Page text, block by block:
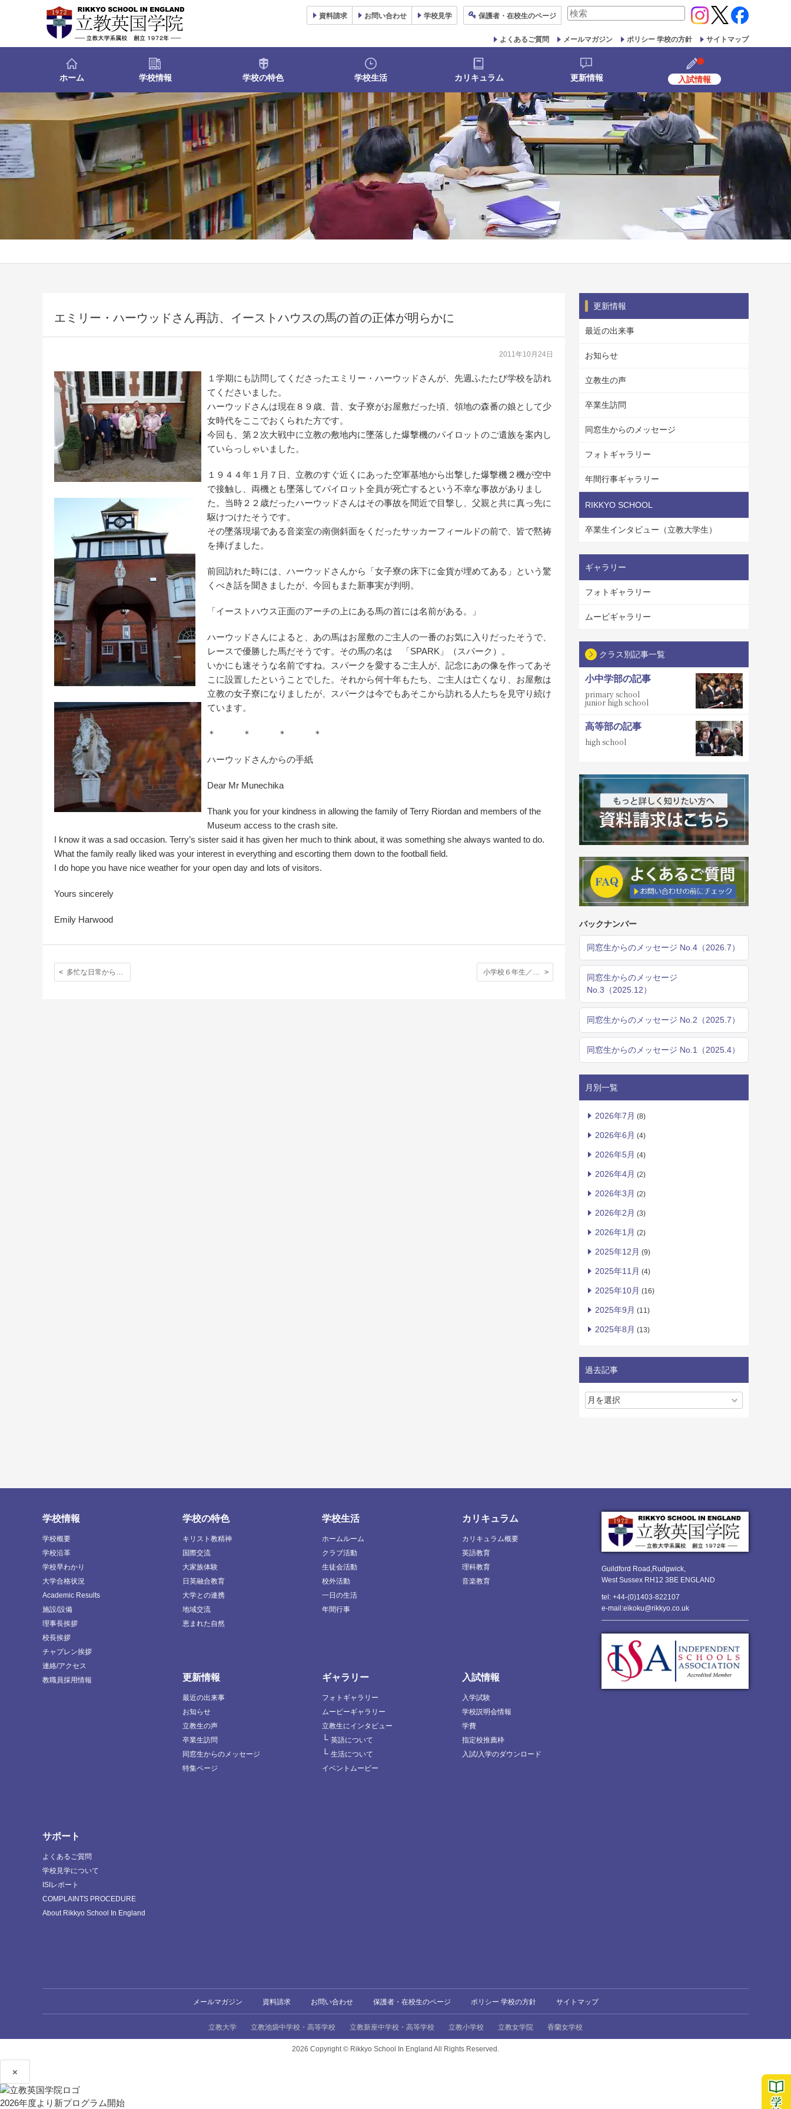
資料請求 お問い合わせ 学校見学 保護者 ・在校生のページ
検
対
象:
よくあるご質問 メールマガジン ポリシー 学校の方針 サイトマップ
ホーム 学校情報 学校の特色 学校生活 カリキュラム 更新情報 入試情報
エミリー・ハーウッドさん再訪、イーストハウスの馬の首の正体が明らかに
2011年10月24日
１学期にも訪問してくださったエミリー・ハーウッドさんが、先週ふたたび学校を訪れ
てくださいました。
ハーウッドさんは現在８９歳、昔、女子寮がお屋敷だった頃、領地の森番の娘として少
女時代をここでおくられた方です。
今回も、第２次大戦中に立教の敷地内に墜落した爆撃機のパイロットのご遺族を案内し
ていらっしゃいました。
１９４４年１月７日、立教のすぐ近くにあった空軍基地から出撃した爆撃機２機が空中
で接触し、両機とも墜落してパイロット全員が死亡するという不幸な事故がありまし
た。当時２２歳だったハーウッドさんはその事故を間近で目撃し、父親と共に真っ先に
駆けつけたそうです。
その墜落現場である音楽室の南側斜面をくだったサッカーフィールドの前で、皆で黙祷
を捧げました。
前回訪れた時には、ハーウッドさんから「女子寮の床下に金貨が埋めてある」という驚
くべき話を聞きましたが、今回もまた新事実が判明。
「イーストハウス正面のアーチの上にある馬の首には名前がある。」
ハーウッドさんによると、あの馬はお屋敷のご主人の一番のお気に入りだったそうで、
レースで優勝した馬だそうです。その馬の名は 「SPARK」（スパーク）。
いかにも速そうな名前ですね。スパークを愛するご主人が、記念にあの像を作ってあそ
こに設置したということでした。それから何十年もたち、ご主人は亡くなり、お屋敷は
立教の女子寮になりましたが、スパークは今でもあそこから訪れる人たちを見守り続け
ています。
＊ ＊ ＊ ＊
ハーウッドさんからの手紙
Dear Mr Munechika
Thank you for your kindness in allowing the family of Terry Riordan and members of the
Museum access to the crash site.
I know it was a sad occasion. Terry’s sister said it has given her much to think about, it was something she always wanted to do.
What the family really liked was your interest in everything and escorting them down to the football field.
I do hope you have nice weather for your open day and lots of visitors.
Yours sincerely
Emily Harwood
多忙な日常から抜けだしてリフレッシュ！高校２年生のアウティングは学都オックスフォード！ 小学校６年生／中学校１年生 社会科英語科合同フィールドワーク
更新情報
最近の出来事
お知らせ
立教生の声
卒業生訪問
同窓生からのメッセージ
フォトギャラリー
年間行事ギャラリー
RIKKYO SCHOOL
卒業生インタビュー（立教大学生）
ギャラリー
フォトギャラリー
ムービギャラリー
クラス別記事一覧
小中学部の記事
primary school
junior high school
高等部の記事
high school
バックナンバー
同窓生からのメッセージ No.4（2026.7）
同窓生からのメッセージ
No.3（2025.12）
同窓生からのメッセージ No.2（2025.7）
同窓生からのメッセージ No.1（2025.4）
月別一覧
2026年7月 (8)
2026年6月 (4)
2026年5月 (4)
2026年4月 (2)
2026年3月 (2)
2026年2月 (3)
2026年1月 (2)
2025年12月 (9)
2025年11月 (4)
2025年10月 (16)
2025年9月 (11)
2025年8月 (13)
過去記事
Guildford Road,Rudgwick,
West Sussex RH12 3BE ENGLAND
tel: +44-(0)1403-822107
e-mail:eikoku@rikkyo.co.uk
学校情報
学校概要
学校沿革
学校早わかり
大学合格状況
Academic Results
施設/設備
理事長挨拶
校長挨拶
チャプレン挨拶
連絡/アクセス
教職員採用情報
学校の特色
キリスト教精神
国際交流
大家族体験
日英融合教育
大学との連携
地域交流
恵まれた自然
学校生活
ホームルーム
クラブ活動
生徒会活動
校外活動
一日の生活
年間行事
カリキュラム
カリキュラム概要
英語教育
理科教育
音楽教育
更新情報
最近の出来事
お知らせ
立教生の声
卒業生訪問
同窓生からのメッセージ
特集ページ
ギャラリー
フォトギャラリー
ムービーギャラリー
立教生にインタビュー
└ 英語について
└ 生活について
イベントムービー
入試情報
入学試験
学校説明会情報
学費
指定校推薦枠
入試/入学のダウンロード
サポート
よくあるご質問
学校見学について
ISIレポート
COMPLAINTS PROCEDURE
About Rikkyo School In England
メールマガジン 資料請求 お問い合わせ 保護者・在校生のページ ポリシー 学校の方針 サイトマップ
立教大学 立教池袋中学校・高等学校 立教新座中学校・高等学校 立教小学校 立教女学院 香蘭女学校
2026 Copyright © Rikkyo School In England All Rights Reserved.
×
2026年度より新プログラム開始